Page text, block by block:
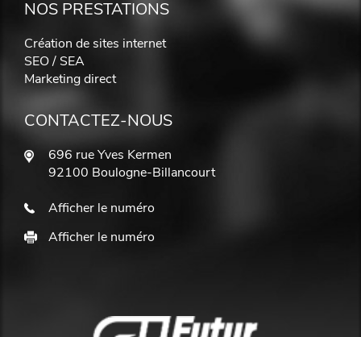
NOS PRESTATIONS
Création de sites internet
SEO / SEA
Marketing direct
CONTACTEZ-NOUS
696 rue Yves Kermen
92100 Boulogne-Billancourt
Afficher le numéro
Afficher le numéro